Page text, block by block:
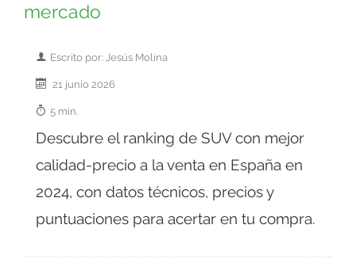
mercado
Escrito por: Jesús Molina
21 junio 2026
5 min.
Descubre el ranking de SUV con mejor
calidad-precio a la venta en España en
2024, con datos técnicos, precios y
puntuaciones para acertar en tu compra.